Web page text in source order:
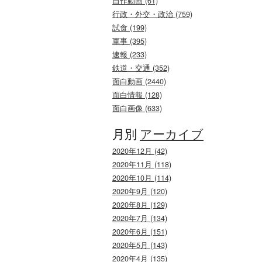
行政・外交・政治 (759)
試食 (199)
軍事 (395)
速報 (233)
鉄道・交通 (352)
面白動画 (2440)
面白情報 (128)
面白画像 (633)
月別 アーカイブ
2020年12月 (42)
2020年11月 (118)
2020年10月 (114)
2020年9月 (120)
2020年8月 (129)
2020年7月 (134)
2020年6月 (151)
2020年5月 (143)
2020年4月 (135)